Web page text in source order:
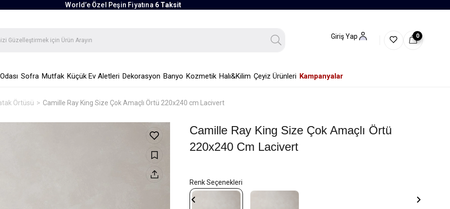
World’e Özel Peşin Fiyatına 6 Taksit
Giriş Yap 0
Sofra Mutfak Küçük Ev Aletleri Dekorasyon Banyo Kozmetik Halı&Kilim Çeyiz Ürünleri Kampanyalar
Örtüsü Camille Ray King Size Çok Amaçlı Örtü 220x240 cm Lacivert
Camille Ray King Size Çok Amaçlı Örtü
220x240 Cm Lacivert